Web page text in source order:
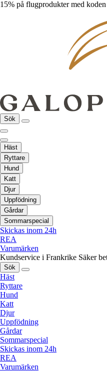
15% på flugprodukter med koden
Sök
Häst
Ryttare
Hund
Katt
Djur
Uppfödning
Gårdar
Sommarspecial
Skickas inom 24h
REA
Varumärken
Kundservice i Frankrike Säker
Sök
Häst
Ryttare
Hund
Katt
Djur
Uppfödning
Gårdar
Sommarspecial
Skickas inom 24h
REA
Varumärken